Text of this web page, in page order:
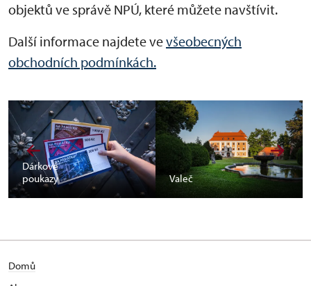
objektů ve správě NPÚ, které můžete navštívit.
Další informace najdete vevšeobecných
obchodních podmínkách.
Dárkové
poukazy
Valeč
Domů